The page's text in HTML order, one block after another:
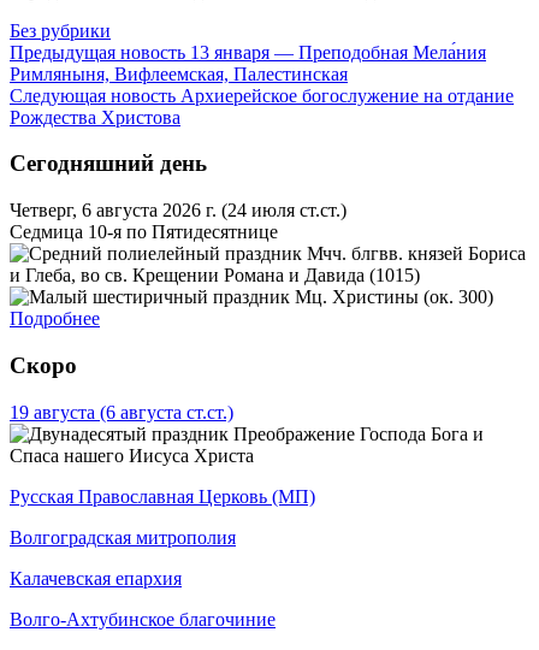
Без рубрики
Предыдущая новость 13 января — Преподобная Мела́ния
Римляныня, Вифлеемская, Палестинская
Следующая новость Архиерейское богослужение на отдание
Рождества Христова
Сегодняшний день
Четверг, 6 августа 2026 г. (24 июля ст.ст.)
Седмица 10-я по Пятидесятнице
Мчч. блгвв. князей Бориса
и Глеба, во св. Крещении Романа и Давида (1015)
Мц. Христины (ок. 300)
Подробнее
Скоро
19 августа (6 августа ст.ст.)
Преображение Господа Бога и
Спаса нашего Иисуса Христа
Русская Православная Церковь (МП)
Волгоградская митрополия
Калачевская епархия
Волго-Ахтубинское благочиние